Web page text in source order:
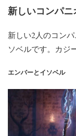
新しいコンパニ
新しい2人のコン
ソベルです。カジ
エンバーとイソベル